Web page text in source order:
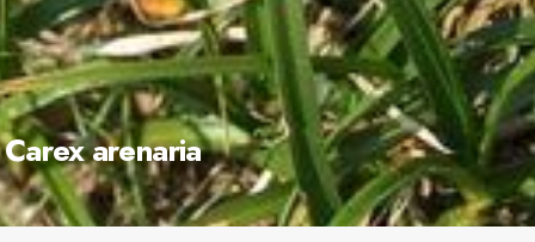
Carex arenaria